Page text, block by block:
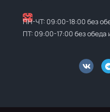
ПН-ЧТ: 09:00-18:00 без
ПТ: 09:00-17:00 без обеда